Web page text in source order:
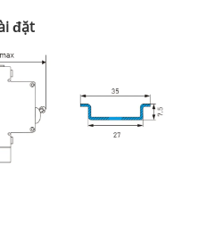
đặt